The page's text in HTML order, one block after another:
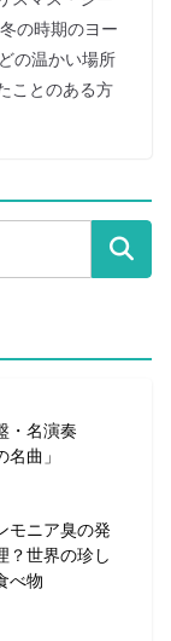
の時期のヨー
の温かい場所
ことのある方
・名演奏
曲」
モニア臭の発
？世界の珍し
べ物